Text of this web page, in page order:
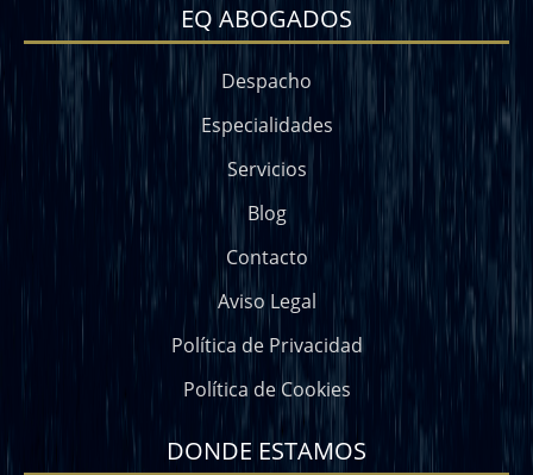
EQ ABOGADOS
Despacho
Especialidades
Servicios
Blog
Contacto
Aviso Legal
Política de Privacidad
Política de Cookies
DONDE ESTAMOS